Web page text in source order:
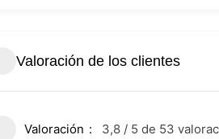
Valoración de los clientes
Valoración 3,8 / 5 de 53